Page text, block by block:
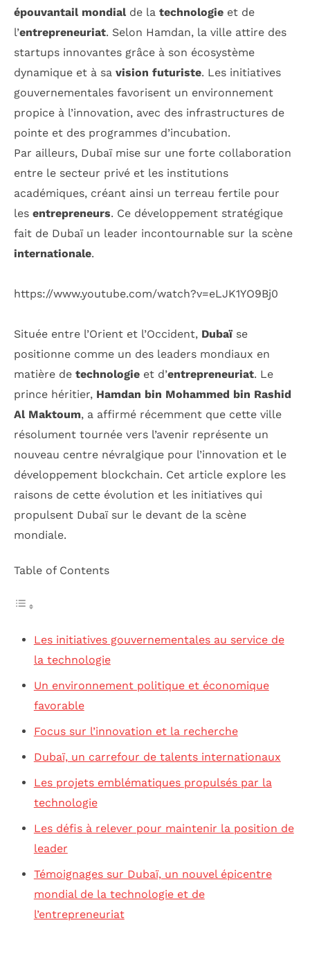
épouvantail mondialde la technologie et de
l’entrepreneuriat. Selon Hamdan, la ville attire des
startups innovantes grâce à son écosystème
dynamique et à sa vision futuriste. Les initiatives
gouvernementales favorisent un environnement
propice à l’innovation, avec des infrastructures de
pointe et des programmes d’incubation.
Par ailleurs, Dubaï mise sur une forte collaboration
entre le secteur privé et les institutions
académiques, créant ainsi un terreau fertile pour
les entrepreneurs. Ce développement stratégique
fait de Dubaï un leader incontournable sur la scène
internationale.
https://www.youtube.com/watch?v=eLJK1YO9Bj0
Située entre l’Orient et l’Occident, Dubaï se
positionne comme un des leaders mondiaux en
matière de technologie et d’entrepreneuriat. Le
prince héritier, Hamdan bin Mohammed bin Rashid
Al Maktoum, a affirmé récemment que cette ville
résolument tournée vers l’avenir représente un
nouveau centre névralgique pour l’innovation et le
développement blockchain. Cet article explore les
raisons de cette évolution et les initiatives qui
propulsent Dubaï sur le devant de la scène
mondiale.
Table of Contents
Les initiatives gouvernementales au service de
la technologie
Un environnement politique et économique
favorable
Focus sur l’innovation et la recherche
Dubaï, un carrefour de talents internationaux
Les projets emblématiques propulsés par la
technologie
Les défis à relever pour maintenir la position de
leader
Témoignages sur Dubaï, un nouvel épicentre
mondial de la technologie et de
l’entrepreneuriat